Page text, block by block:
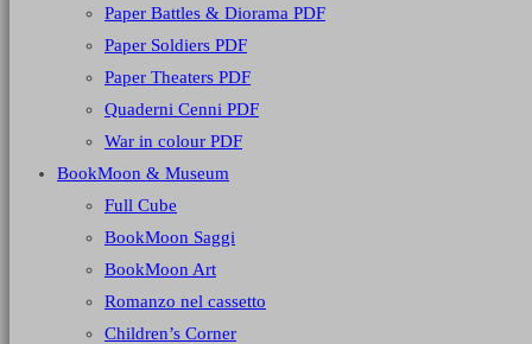
Paper Battles & Diorama PDF
Paper Soldiers PDF
Paper Theaters PDF
Quaderni Cenni PDF
War in colour PDF
BookMoon & Museum
Full Cube
BookMoon Saggi
BookMoon Art
Romanzo nel cassetto
Children’s Corner